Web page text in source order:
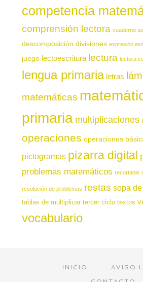
competencia
comprensión lectora cuaderno
descomposición divisiones expresión
juego lectoescritura lectura lectura
lengua primaria letras
matemáticas
primaria multiplicaciones
operaciones operaciones
pictogramas pizarra digital
problemas matemáticos recortable
resolución de problemas restas sopa
tablas de multiplicar tercer ciclo textos
vocabulario
INICIO
AVISO